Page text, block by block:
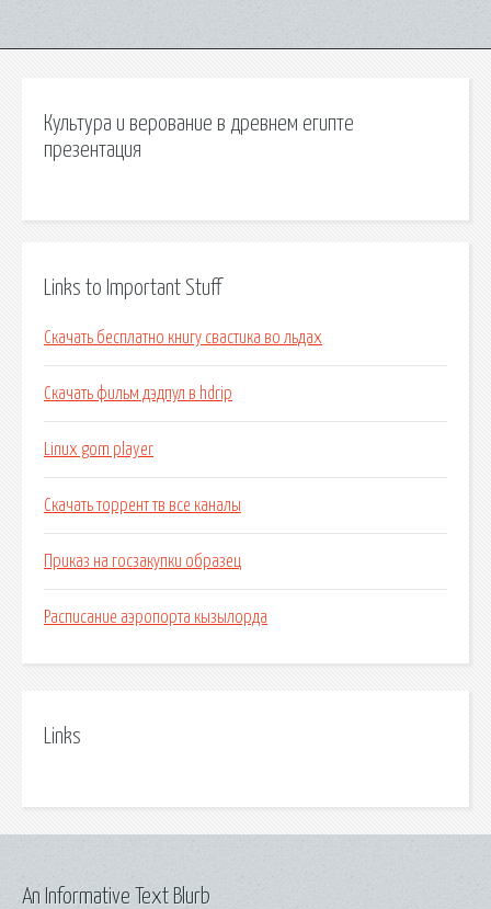
Культура и верование в древнем египте
презентация
Links to Important Stuff
Скачать бесплатно книгу свастика во льдах
Скачать фильм дэдпул в hdrip
Linux gom player
Скачать торрент тв все каналы
Приказ на госзакупки образец
Расписание аэропорта кызылорда
Links
An Informative Text Blurb